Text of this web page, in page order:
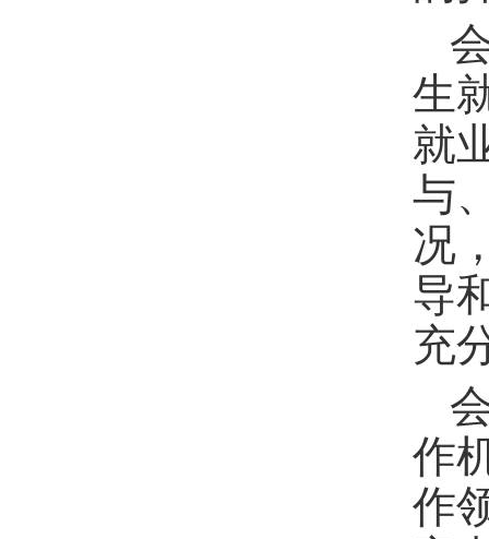
生
就
与
况
导
充
作
作